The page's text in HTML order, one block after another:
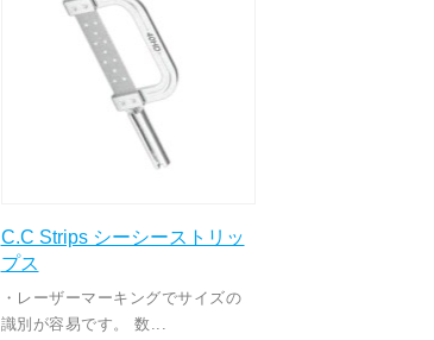
C.C Strips シーシーストリッ
プス
・レーザーマーキングでサイズの
識別が容易です。 数...